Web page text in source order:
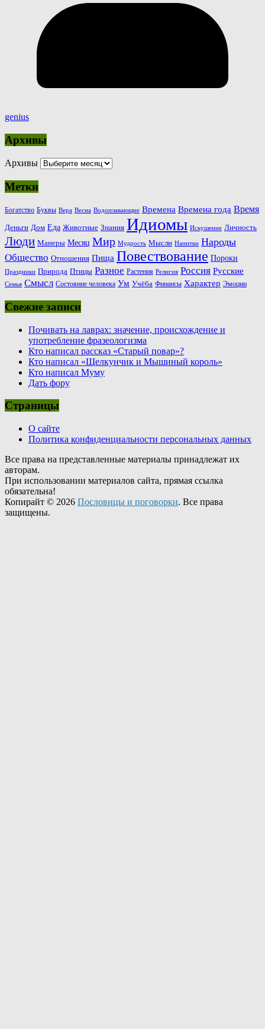
genius
Архивы
Архивы
Метки
Богатство Буквы Вера Весна Водоплавающие Времена Времена года Время
Деньги Дом Еда Животные Знания Идиомы Искушение Личность
Люди Манеры Месяц Мир Мудрость Мысли Напитки Народы
Общество Отношения Пища Повествование Пороки
Праздники Природа Птицы Разное Растения Религия Россия Русские
Семья Смысл Состояние человека Ум Учёба Финансы Характер Эмоции
Свежие записи
Почивать на лаврах: значение, происхождение и
употребление фразеологизма
Кто написал рассказ «Старый повар»?
Кто написал «Щелкунчик и Мышиный король»
Кто написал Муму
Дать фору
Страницы
О сайте
Политика конфиденциальности персональных данных
Все права на представленные материалы принадлежат их
авторам.
При использовании материалов сайта, прямая ссылка
обязательна!
Копирайт © 2026 Пословицы и поговорки. Все права
защищены.